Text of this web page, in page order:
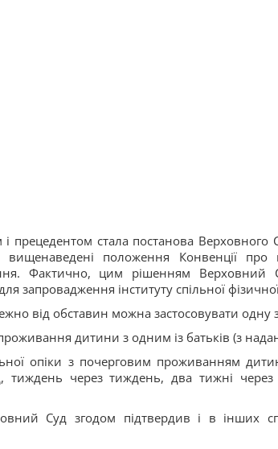
прецедентом стала постанова Верховного
положення Конвенції про
Фактично, цим рішенням Верховний
запровадження інституту спільної
від обставин можна застосовувати одну
дитини з одним із батьків (з
опіки з почерговим проживанням
тиждень через тиждень, два тижні
Суд згодом підтвердив і в інших